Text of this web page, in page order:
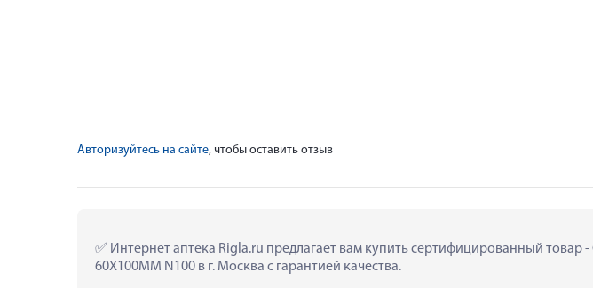
Авторизуйтесь на сайте, чтобы оставить отзыв
Интернет аптека Rigla.ru предлагает вам купить сертифицированный
60Х100ММ N100 в г. Москва с гарантией качества.